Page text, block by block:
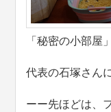
「秘密の小部屋
代表の石塚さん
ーー先ほどは、